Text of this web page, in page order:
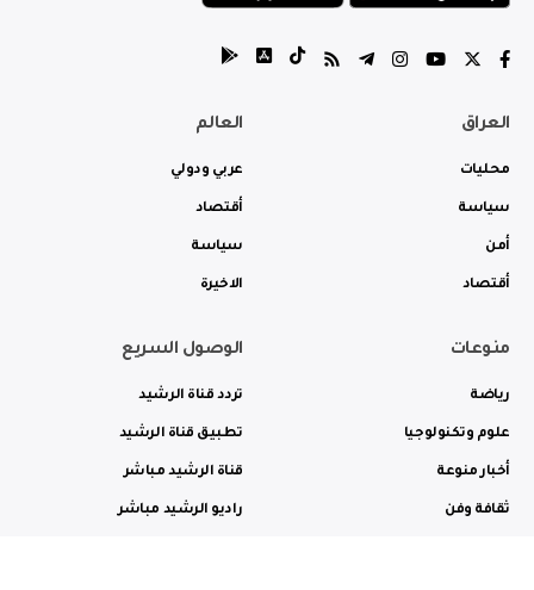
العراق
محليات
سياسة
أمن
أقتصاد
العالم
عربي ودولي
أقتصاد
سياسة
الاخيرة
منوعات
رياضة
علوم وتكنولوجيا
أخبار منوعة
ثقافة وفن
الوصول السريع
تردد قناة الرشيد
تطبيق قناة الرشيد
قناة الرشيد مباشر
راديو الرشيد مباشر